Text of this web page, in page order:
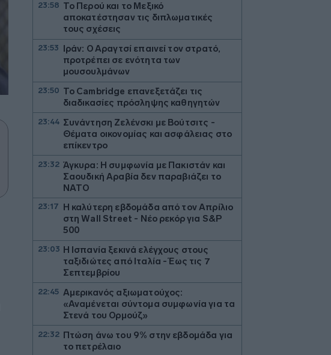
23:58 Το Περού και το Μεξικό
αποκατέστησαν τις διπλωματικές
τους σχέσεις
23:53 Ιράν: Ο Αραγτσί επαινεί τον στρατό,
προτρέπει σε ενότητα των
μουσουλμάνων
23:50 Το Cambridge επανεξετάζει τις
διαδικασίες πρόσληψης καθηγητών
23:44 Συνάντηση Ζελένσκι με Βούτσιτς -
Θέματα οικονομίας και ασφάλειας στο
επίκεντρο
23:32 Άγκυρα: Η συμφωνία με Πακιστάν και
Σαουδική Αραβία δεν παραβιάζει το
ΝΑΤΟ
23:17 Η καλύτερη εβδομάδα από τον Απρίλιο
στη Wall Street - Νέο ρεκόρ για S&P
500
23:03 Η Ισπανία ξεκινά ελέγχους στους
ταξιδιώτες από Ιταλία - Έως τις 7
Σεπτεμβρίου
22:45 Αμερικανός αξιωματούχος:
«Αναμένεται σύντομα συμφωνία για τα
Στενά του Ορμούζ»
22:32 Πτώση άνω του 9% στην εβδομάδα για
το πετρέλαιο